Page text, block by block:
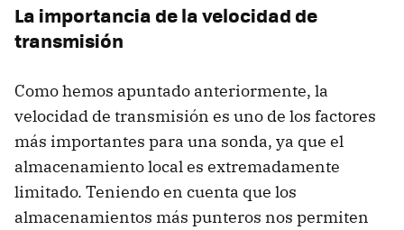
La importancia de la velocidad de
transmisión
Como hemos apuntado anteriormente, la
velocidad de transmisión es uno de los factores
más importantes para una sonda, ya que el
almacenamiento local es extremadamente
limitado. Teniendo en cuenta que los
almacenamientos más punteros nos permiten